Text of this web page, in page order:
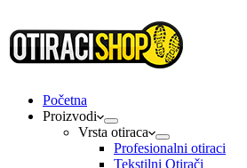
Početna
Proizvodi
Vrsta otiraca
Profesionalni otiraci
Tekstilni Otirači